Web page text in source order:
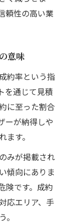
頼性の高い業
意味
約率という指
を通じて見積
に至った割合
ーが納得しや
す。
みが掲載され
傾向にありま
険です。成約
応エリア、手